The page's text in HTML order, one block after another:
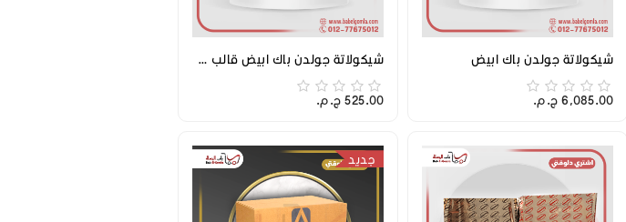
شيكولاتة جولدن باك ابيض
6,085.00 ج.م.‏
شيكولاتة جولدن باك ابيض قالب 2.5 ك
525.00 ج.م.‏
جديد